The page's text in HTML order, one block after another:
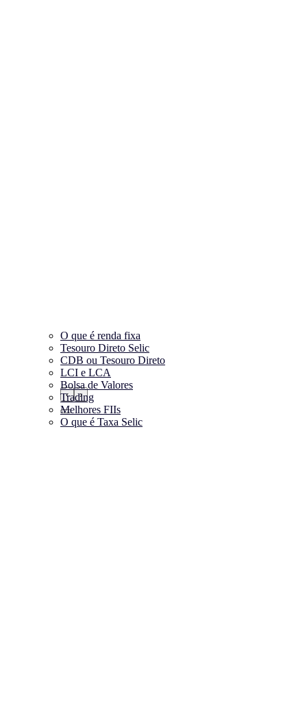
‹ ›
O que é renda fixa
Tesouro Direto Selic
CDB ou Tesouro Direto
LCI e LCA
Bolsa de Valores
Trading
Melhores FIIs
O que é Taxa Selic